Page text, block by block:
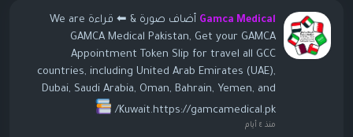
Gamca Medical أضاف صورة
& ⬅ قراءة We are
GAMCA Medical Pakistan, Get your GAMCA
Appointment Token Slip for travel all GCC
countries, including United Arab Emirates (UAE),
Dubai, Saudi Arabia, Oman, Bahrain, Yemen, and
Kuwait.https://gamcamedical.pk/
منذ ٤ أيام